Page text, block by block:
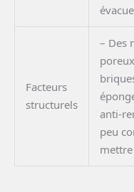
Facteurs
structurels
– Des
anti-
peu